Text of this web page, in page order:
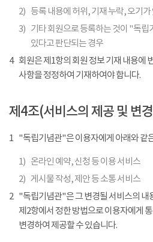
2) 등록 내용에 허위, 기재 누락, 오기가
3) 기타 회원으로 등록하는 것이 "독립
있다고 판단되는 경우
4
회원은 제1항의 회원 정보 기재 내용에
사항을 정정하여 기재하여야 합니다.
제4조(서비스의 제공 및 변
1 "독립기념관"은 이용자에게 아래와 같
1) 온라인 예약, 신청 등 이용 서비스
2) 게시물 작성, 제안 등 소통 서비스
2 "독립기념관"은 그 변경될 서비스의 내
제2항에서 정한 방법으로 이용자에게
변경하여 제공할 수 있습니다.